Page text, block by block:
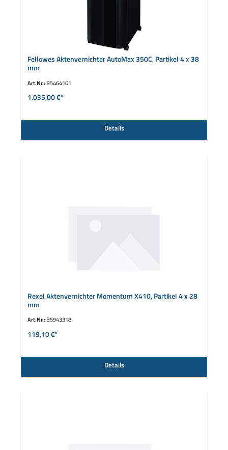
Fellowes Aktenvernichter AutoMax 350C, Partikel 4 x 38
mm
Art.Nr.: B5464101
1.035,00 €*
Details
Rexel Aktenvernichter Momentum X410, Partikel 4 x 28
mm
Art.Nr.: B5943318
119,10 €*
Details